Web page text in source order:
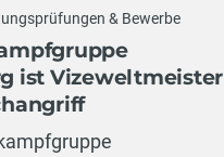
& Bewerbe
ist Vizeweltmeister